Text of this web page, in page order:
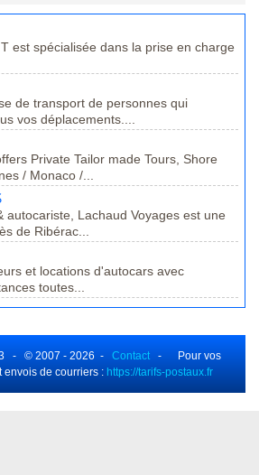
est spécialisée dans la prise en charge
de transport de personnes qui
vos déplacements....
Private Tailor made Tours, Shore
/ Monaco /...
autocariste, Lachaud Voyages est une
de Ribérac...
et locations d'autocars avec
toutes...
- © 2007 - 2026 - Contact - Pour vos
envois de courriers : https://tarifs-postaux.fr